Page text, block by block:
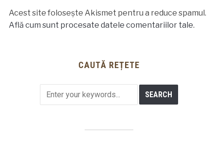
Acest site folosește Akismet pentru a reduce spamul.
Află cum sunt procesate datele comentariilor tale.
CAUTĂ REȚETE